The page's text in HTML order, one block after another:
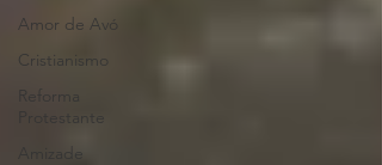
Amor de Avó
Cristianismo
Reforma
Protestante
Amizade